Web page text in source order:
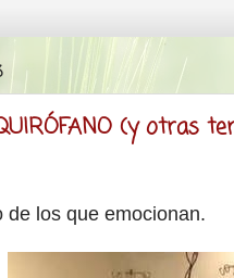
(y otras
los que emocionan.